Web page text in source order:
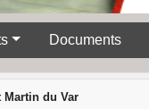
Documents
Martin du Var